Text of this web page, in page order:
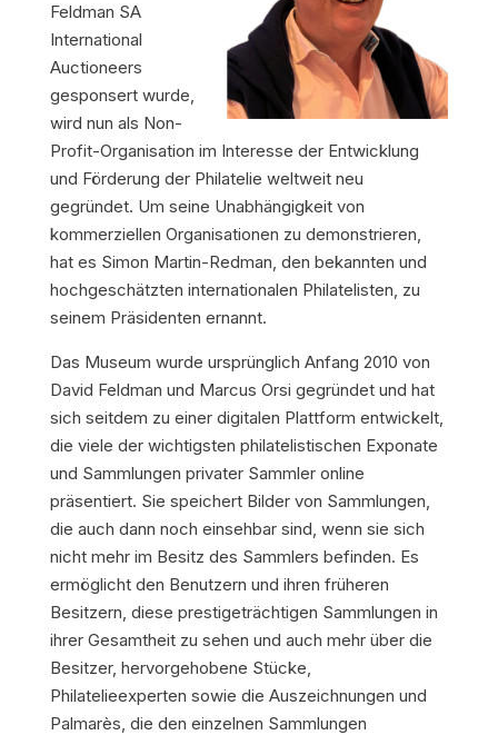
Feldman SA
International
Auctioneers
gesponsert wurde,
wird nun als Non-
Profit-Organisation im Interesse der Entwicklung
und Förderung der Philatelie weltweit neu
gegründet. Um seine Unabhängigkeit von
kommerziellen Organisationen zu demonstrieren,
hat es Simon Martin-Redman, den bekannten und
hochgeschätzten internationalen Philatelisten, zu
seinem Präsidenten ernannt.
Das Museum wurde ursprünglich Anfang 2010 von
David Feldman und Marcus Orsi gegründet und hat
sich seitdem zu einer digitalen Plattform entwickelt,
die viele der wichtigsten philatelistischen Exponate
und Sammlungen privater Sammler online
präsentiert. Sie speichert Bilder von Sammlungen,
die auch dann noch einsehbar sind, wenn sie sich
nicht mehr im Besitz des Sammlers befinden. Es
ermöglicht den Benutzern und ihren früheren
Besitzern, diese prestigeträchtigen Sammlungen in
ihrer Gesamtheit zu sehen und auch mehr über die
Besitzer, hervorgehobene Stücke,
Philatelieexperten sowie die Auszeichnungen und
Palmarès, die den einzelnen Sammlungen